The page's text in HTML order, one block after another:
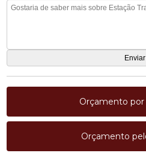
Orçamento
Orçamento